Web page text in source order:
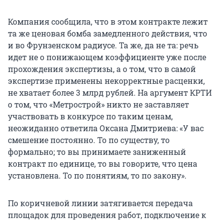
Компания сообщила, что в этом контракте лежит
та же ценовая бомба замедленного действия, что
и во Фрунзенском радиусе. Та же, да не та: речь
идет не о понижающем коэффициенте уже после
прохождения экспертизы, а о том, что в самой
экспертизе применены некорректные расценки,
не хватает более 3 млрд рублей. На аргумент КРТИ
о том, что «Метрострой» никто не заставляет
участвовать в конкурсе по таким ценам,
неожиданно ответила Оксана Дмитриева: «У вас
смешение постоянно. То по существу, то
формально; то вы принимаете заниженный
контракт по единице, то вы говорите, что цена
установлена. То по понятиям, то по закону».
По коричневой линии затягивается передача
площадок для проведения работ, подключение к